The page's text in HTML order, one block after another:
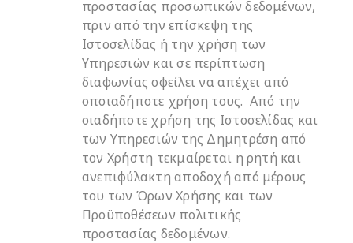
προστασίας προσωπικών δεδομένων,
πριν από την επίσκεψη της
Ιστοσελίδας ή την χρήση των
Υπηρεσιών και σε περίπτωση
διαφωνίας οφείλει να απέχει από
οποιαδήποτε χρήση τους. Από την
οιαδήποτε χρήση της Ιστοσελίδας και
των Υπηρεσιών της Δημητρέση από
τον Χρήστη τεκμαίρεται η ρητή και
ανεπιφύλακτη αποδοχή από μέρους
του των Όρων Χρήσης και των
Προϋποθέσεων πολιτικής
προστασίας δεδομένων.